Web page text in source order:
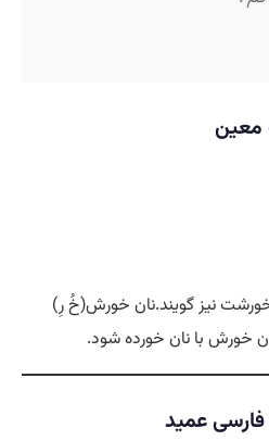
معین
خورشت نیز گویند.نان خورش(خُ رِ)
خورش با نان خورده شود.
عمید